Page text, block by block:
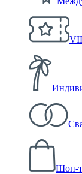
Шоп-